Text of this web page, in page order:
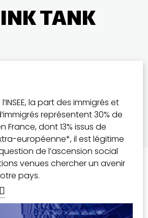
TANK
la part des immigrés et
représentent 30% de
France, dont 13% issus de
européenne*, il est légitime
de l’ascension social
venues chercher un avenir
pays.